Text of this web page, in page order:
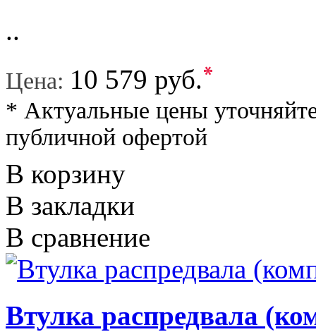
..
Цена: 10 579 руб.*
* Актуальные цены
публичной офертой
В корзину
В закладки
В сравнение
Втулка распредвала